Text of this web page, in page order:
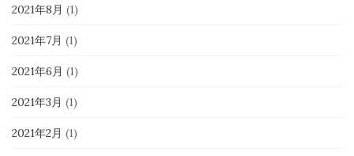
2021年8月 (1)
2021年7月 (1)
2021年6月 (1)
2021年3月 (1)
2021年2月 (1)